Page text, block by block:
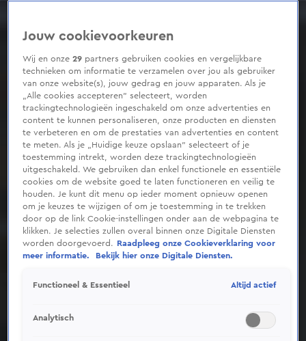
seconds
Deze video is niet beschikbaar op je huidige locatie
Jouw cookievoorkeuren
Wij en onze29 partners gebruiken cookies en vergelijkbare
technieken om informatie te verzamelen over jou als gebruiker
van onze website(s), jouw gedrag en jouw apparaten. Als je
„Alle cookies accepteren” selecteert, worden
trackingtechnologieën ingeschakeld om onze advertenties en
content te kunnen personaliseren, onze producten en diensten
te verbeteren en om de prestaties van advertenties en content
te meten. Als je „Huidige keuze opslaan” selecteert of je
toestemming intrekt, worden deze trackingtechnologieën
uitgeschakeld. We gebruiken dan enkel functionele en essentiële
cookies om de website goed te laten functioneren en veilig te
houden. Je kunt dit menu op ieder moment opnieuw openen
om je keuzes te wijzigen of om je toestemming in te trekken
door op de link Cookie-instellingen onder aan de webpagina te
klikken. Je selecties zullen overal binnen onze Digitale Diensten
worden doorgevoerd.
Raadpleeg onze Cookieverklaring voor
meer informatie.
Bekijk hier onze Digitale Diensten.
Functioneel & Essentieel Altijd actief
Analytisch